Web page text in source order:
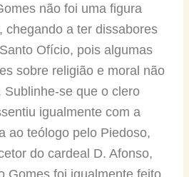
não foi uma figura
chegando a ter dissabores
Ofício, pois algumas
sobre religião e moral não
Sublinhe-se que o clero
igualmente com a
ao teólogo pelo Piedoso,
do cardeal D. Afonso,
Gomes foi igualmente feito